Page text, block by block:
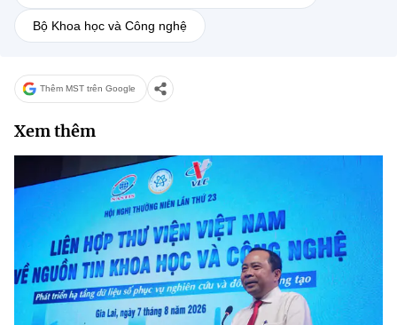
Bộ Khoa học và Công nghệ
Thêm MST trên Google
Xem thêm